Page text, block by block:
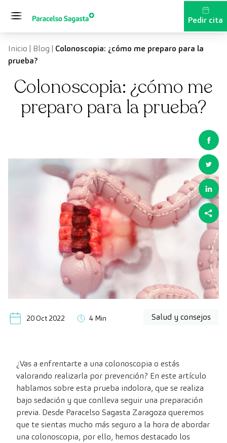
Pedir cita
Inicio | Blog | Colonoscopia: ¿cómo me preparo para la
prueba?
Colonoscopia: ¿cómo me
preparo para la prueba?
20 Oct 2022 4 Min Salud y consejos
¿Vas a enfrentarte a una colonoscopia o estás
valorando realizarla por prevención? En este artículo
hablamos sobre esta prueba indolora, que se realiza
bajo sedación y que conlleva seguir una preparación
previa. Desde Paracelso Sagasta Zaragoza queremos
que te sientas mucho más seguro a la hora de abordar
una colonoscopia, por ello, hemos destacado los